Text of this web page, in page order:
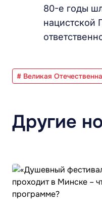
80-е годы
нацистской
# Великая
Другие